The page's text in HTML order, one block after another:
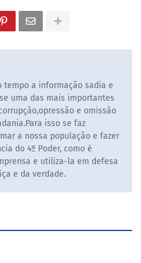
tempo a informação sadia e
uma das mais importantes
e omissão
isso se faz
a nossa população e fazer
do 4º Poder, como é
e utiliza-la em defesa
e da verdade.